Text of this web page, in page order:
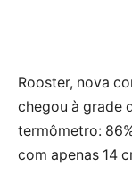
Rooster, nova
chegou à grade
termômetro:
com apenas 14